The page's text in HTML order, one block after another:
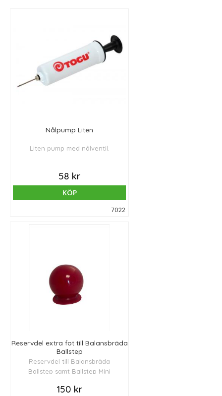
Nålpump Liten
Liten pump med nålventil.
58 kr
KÖP
7022
Reservdel extra fot till Balansbräda
Ballstep
Reservdel till Balansbräda
Ballstep samt Ballstep Mini
150 kr